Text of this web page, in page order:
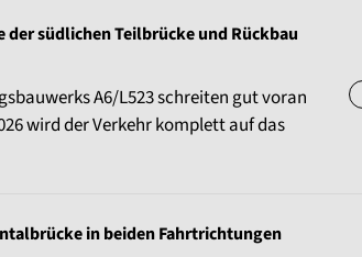
südlichen Teilbrücke und Rückbau
A6/L523 schreiten gut voran
wird der Verkehr komplett auf das
in beiden Fahrtrichtungen